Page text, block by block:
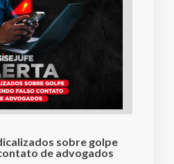
sobre golpe
de advogados